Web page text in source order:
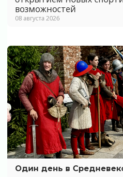
возможностей
08 августа 2026
Один день в